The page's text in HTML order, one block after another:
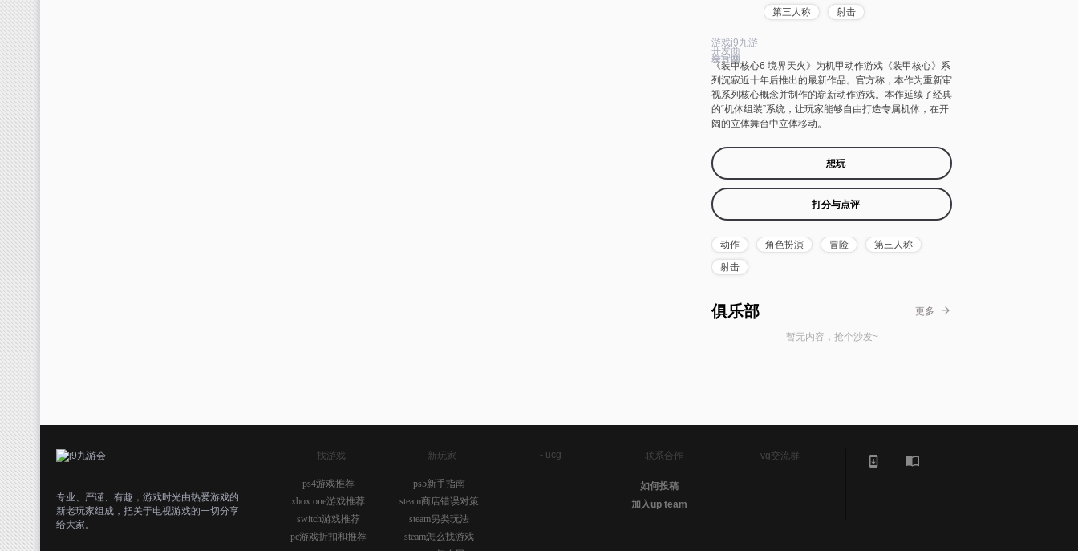
第三人称
射击
游戏j9九游
会官网
开发商
发行商
《装甲核心6 境界天火》为机甲动作游戏《装甲核心》系
列沉寂近十年后推出的最新作品。官方称，本作为重新审
视系列核心概念并制作的崭新动作游戏。本作延续了经典
的“机体组装”系统，让玩家能够自由打造专属机体，在开
阔的立体舞台中立体移动。
想玩
打分与点评
动作 角色扮演 冒险
第三人称
射击
俱乐部 更多
暂无内容，抢个沙发~
专业、严谨、有趣，游戏时光由热爱游戏的
新老玩家组成，把关于电视游戏的一切分享
给大家。
- 找游戏
ps4游戏推荐
xbox one游戏推荐
switch游戏推荐
pc游戏折扣和推荐
- 新玩家
ps5新手指南
steam商店错误对策
steam另类玩法
steam怎么找游戏
- ucg - 联系合作
如何投稿
加入up team
- vg交流群